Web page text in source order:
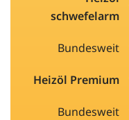
schwefelarm
Bundesweit
Heizöl Premium
Bundesweit